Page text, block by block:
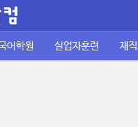
어학원 실업자훈련 재
북5